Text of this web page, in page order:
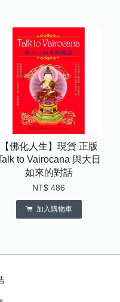
【佛化人生】現貨 正版
to Vairocana 與大日
如來的對話
NT$ 486
加入購物車